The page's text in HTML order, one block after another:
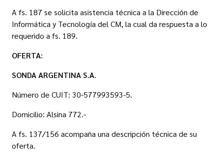
A fs. 187 se solicita asistencia técnica a la Dirección de
Informática y Tecnología del CM, la cual da respuesta a lo
requerido a fs. 189.
OFERTA:
SONDA ARGENTINA S.A.
Número de CUIT: 30-577993593-5.
Domicilio: Alsina 772.-
A fs. 137/156 acompaña una descripción técnica de su
oferta.